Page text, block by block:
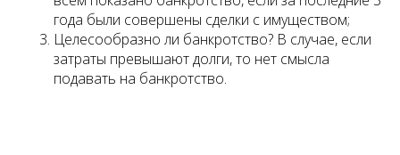
года были совершены сделки с имуществом;
Целесообразно ли банкротство? В случае, если
затраты превышают долги, то нет смысла
подавать на банкротство.